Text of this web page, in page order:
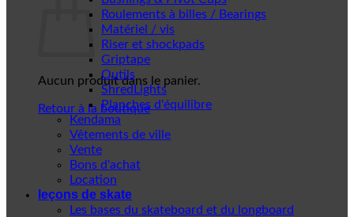
Aucun produit dans le panier.
Retour à la boutique
Roulements à billes / Bearings
Matériel / vis
Riser et shockpads
Griptape
Outils
ShredLights
Planches d'équilibre
Kendama
Vêtements de ville
Vente
Bons d'achat
Location
leçons de skate
Les bases du skateboard et du longboard